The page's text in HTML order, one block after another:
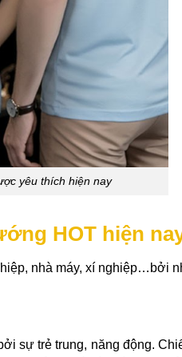
yêu thích hiện nay
HOT hiện
nhà máy, xí nghiệp…bởi
sự trẻ trung, năng động.